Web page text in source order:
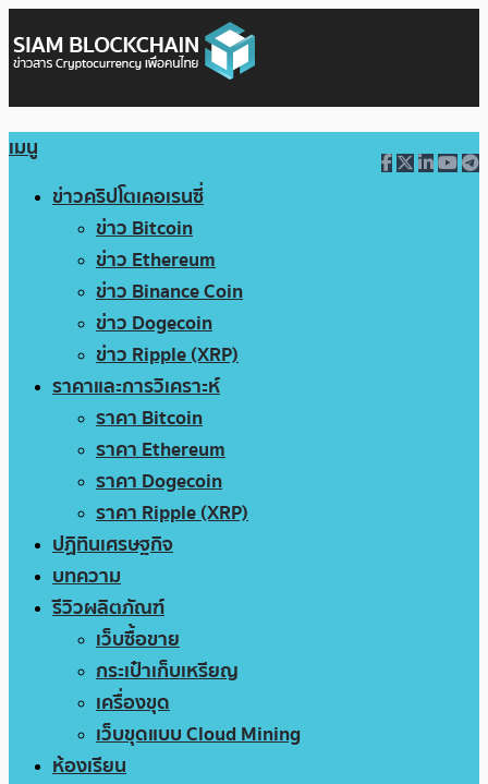
เมนู
ข่าวคริปโตเคอเรนซี่
ข่าว Bitcoin
ข่าว Ethereum
ข่าว Binance Coin
ข่าว Dogecoin
ข่าว Ripple (XRP)
ราคาและการวิเคราะห์
ราคา Bitcoin
ราคา Ethereum
ราคา Dogecoin
ราคา Ripple (XRP)
ปฏิทินเศรษฐกิจ
บทความ
รีวิวผลิตภัณฑ์
เว็บซื้อขาย
กระเป๋าเก็บเหรียญ
เครื่องขุด
เว็บขุดแบบ Cloud Mining
ห้องเรียน